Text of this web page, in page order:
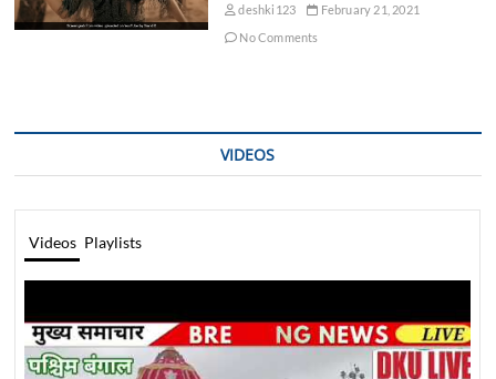
deshki123
February 21, 2021
No Comments
VIDEOS
Videos Playlists